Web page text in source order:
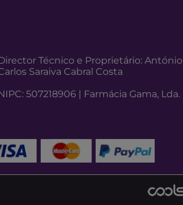
Técnico e Proprietário: António
Saraiva Cabral Costa
507218906 | Farmácia Gama, Lda.